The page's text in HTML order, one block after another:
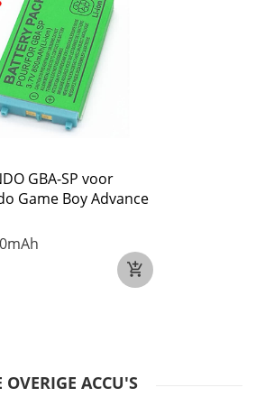
GBA-SP voor
Game Boy Advance
OVERIGE ACCU'S